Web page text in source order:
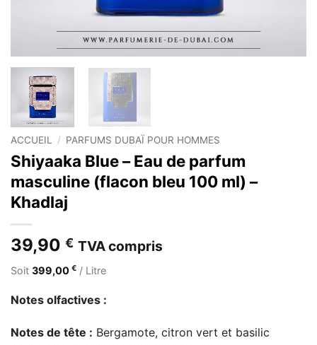
ACCUEIL / PARFUMS DUBAÏ POUR HOMMES
Shiyaaka Blue – Eau de parfum
masculine (flacon bleu 100 ml) –
Khadlaj
39,90 € TVA compris
Soit 399,00 € / Litre
Notes olfactives :
Notes de tête : Bergamote, citron vert et basilic